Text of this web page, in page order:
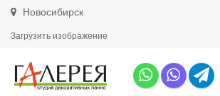
Новосибирск
Загрузить изображение